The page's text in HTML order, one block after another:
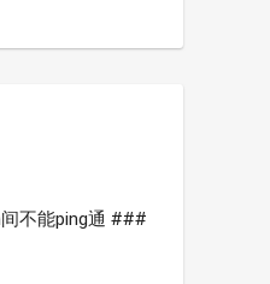
不能ping通 ###